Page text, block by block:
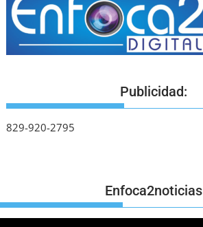
Publicidad:
829-920-2795
Enfoca2noticias